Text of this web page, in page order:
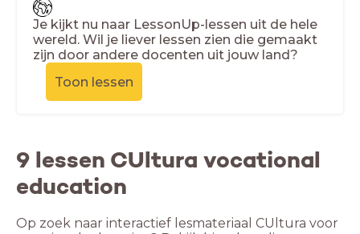
Je kijkt nu naar LessonUp-lessen uit de hele
wereld. Wil je liever lessen zien die gemaakt
zijn door andere docenten uit jouw land?
Toon lessen
9 lessen CUltura vocational
education
Op zoek naar interactief lesmateriaal CUltura voor